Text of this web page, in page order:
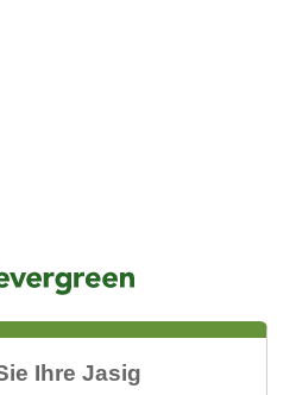
Ihre Jasig